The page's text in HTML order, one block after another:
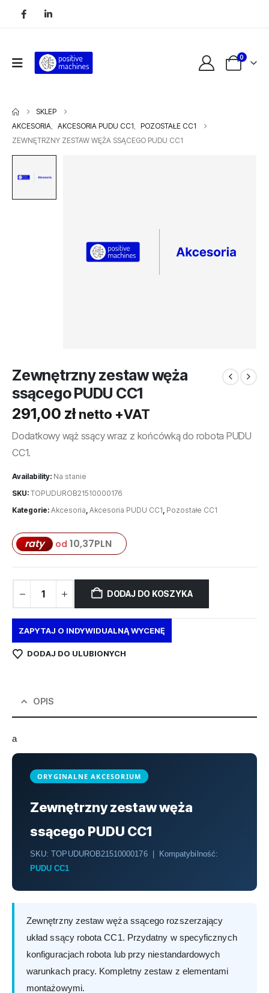
0
SKLEP
AKCESORIA, AKCESORIA PUDU CC1,
POZOSTAŁE CC1
ZEWNĘTRZNY ZESTAW WĘŻA SSĄCEGO PUDU CC1
Zewnętrzny zestaw węża
ssącego PUDU CC1
291,00 zł netto +VAT
Dodatkowy wąż ssący wraz z końcówką do robota PUDU
CC1.
Availability: Na stanie
SKU: TOPUDUROB21510000176
Kategorie: Akcesoria, Akcesoria PUDU CC1, Pozostałe CC1
raty od 10,37PLN
DODAJ DO KOSZYKA
ZAPYTAJ O INDYWIDUALNĄ WYCENĘ
DODAJ DO ULUBIONYCH
OPIS
a
ORYGINALNE AKCESORIUM
Zewnętrzny zestaw węża
ssącego PUDU CC1
SKU: TOPUDUROB21510000176 | Kompatybilność:
PUDU CC1
Zewnętrzny zestaw węża ssącego rozszerzający
układ ssący robota CC1. Przydatny w specyficznych
konfiguracjach robota lub przy niestandardowych
warunkach pracy. Kompletny zestaw z elementami
montażowymi.